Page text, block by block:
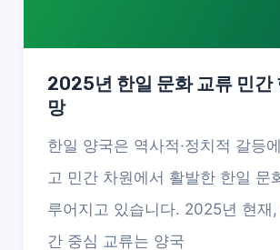
2025년 한일 문화 교류 민간
망
한일 양국은 역사적·정치적 갈등
고 민간 차원에서 활발한 한일 문
루어지고 있습니다. 2025년 현재,
간 중심 교류는 양국